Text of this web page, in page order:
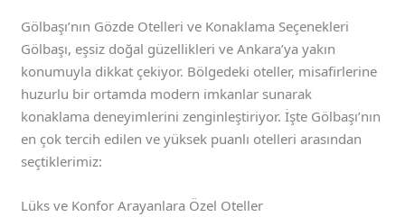
Gölbaşı’nın Gözde Otelleri ve Konaklama Seçenekleri
Gölbaşı, eşsiz doğal güzellikleri ve Ankara’ya yakın
konumuyla dikkat çekiyor. Bölgedeki oteller, misafirlerine
huzurlu bir ortamda modern imkanlar sunarak
konaklama deneyimlerini zenginleştiriyor. İşte Gölbaşı’nın
en çok tercih edilen ve yüksek puanlı otelleri arasından
seçtiklerimiz:
Lüks ve Konfor Arayanlara Özel Oteller